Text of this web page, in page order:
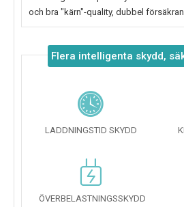
och bra "kärn"-quality, dubbel
Flera intelligenta skydd,
LADDNINGSTID SKYDD
ÖVERBELASTNINGSSKYDD